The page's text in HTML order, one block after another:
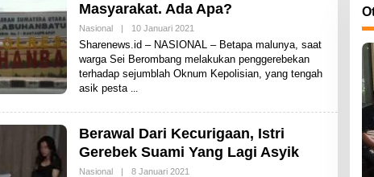
Masyarakat. Ada Apa?
Nasional | 10 Januari 2021
L
E
H
S
N
E
W
Sharenews.id – NASIONAL – Betapa malunya, saat
warga Sei Berombang melakukan penggerebekan
terhadap sejumblah Oknum Kepolisian, yang tengah
asik pesta
Berawal Dari Kecurigaan, Istri
Gerebek Suami Yang Lagi Asyik
Nasional | 8 Januari 2021